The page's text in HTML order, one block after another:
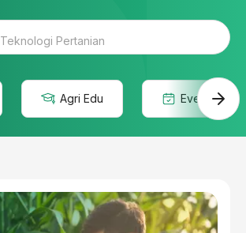
Teknologi Pertanian
Agri Edu Event